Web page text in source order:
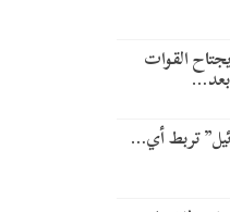
القوات
تربط أي…